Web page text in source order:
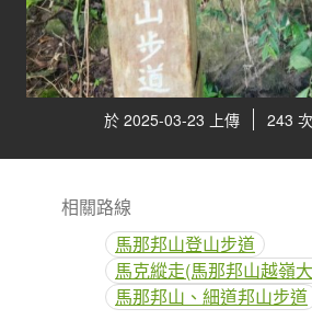
於 2025-03-23 上傳 243
相關路線
馬那邦山登山步道
馬克縱走(馬那邦山越嶺
馬那邦山、細道邦山步道